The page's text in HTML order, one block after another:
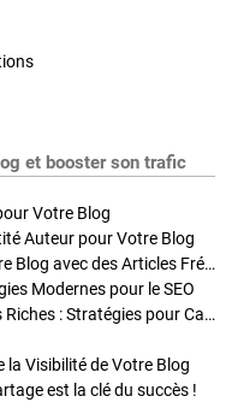
et booster son trafic
Votre Blog
Auteur pour Votre Blog
Stratégies de Publication : Boostez Votre Blog avec des Articles Fréquents et Exclusifs
Modernes pour le SEO
Enrichir Vos Articles avec des Contenus Riches : Stratégies pour Captiver et Optimiser
Visibilité de Votre Blog
est la clé du succès !